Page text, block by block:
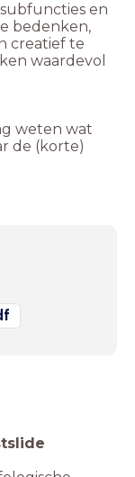
en
bedenken,
creatief te
waardevol
weten wat
de (korte)